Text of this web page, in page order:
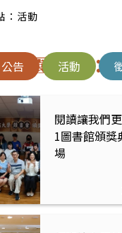
：活動
校園焦點：
公告 活動
閱讀讓我們
1圖書館頒獎
場